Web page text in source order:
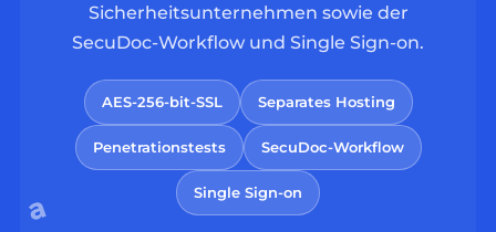
Sicherheitsunternehmen sowie der
SecuDoc-Workflow und Single Sign-on.
AES-256-bit-SSL Separates Hosting
Penetrationstests SecuDoc-Workflow
Single Sign-on